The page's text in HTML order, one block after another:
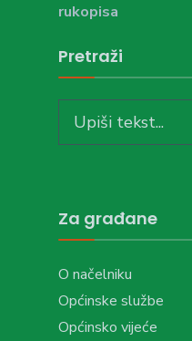
rukopisa
Pretraži
for:
Za građane
O načelniku
Općinske službe
Općinsko vijeće